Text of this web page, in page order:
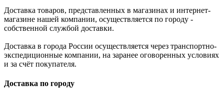
Доставка товаров, представленных в магазинах и интернет-
магазине нашей компании, осуществляется по городу -
собственной службой доставки.
Доставка в города России осуществляется через транспортно-
экспедиционные компании, на заранее оговоренных условиях
и за счёт покупателя.
Доставка по городу